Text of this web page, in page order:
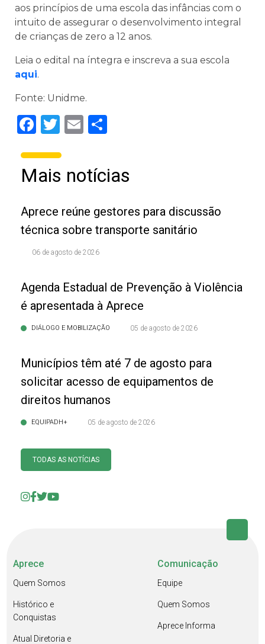
aos princípios de uma escola das infâncias com o
intuito de assegurar o desenvolvimento integral
de crianças de zero a 12 anos.
Leia o edital na íntegra e inscreva a sua escola
aqui.
Fonte: Unidme.
Facebook
Twitter
Email
Mais notícias
Aprece reúne gestores para discussão
técnica sobre transporte sanitário
06 de agosto de 2026
Agenda Estadual de Prevenção à Violência
é apresentada à Aprece
DIÁLOGO E MOBILIZAÇÃO 05 de agosto de 2026
Municípios têm até 7 de agosto para
solicitar acesso de equipamentos de
direitos humanos
EQUIPADH+ 05 de agosto de 2026
TODAS AS NOTÍCIAS
Aprece
Quem Somos
Histórico e
Conquistas
Atual Diretoria e
Comunicação
Equipe
Quem Somos
Aprece Informa